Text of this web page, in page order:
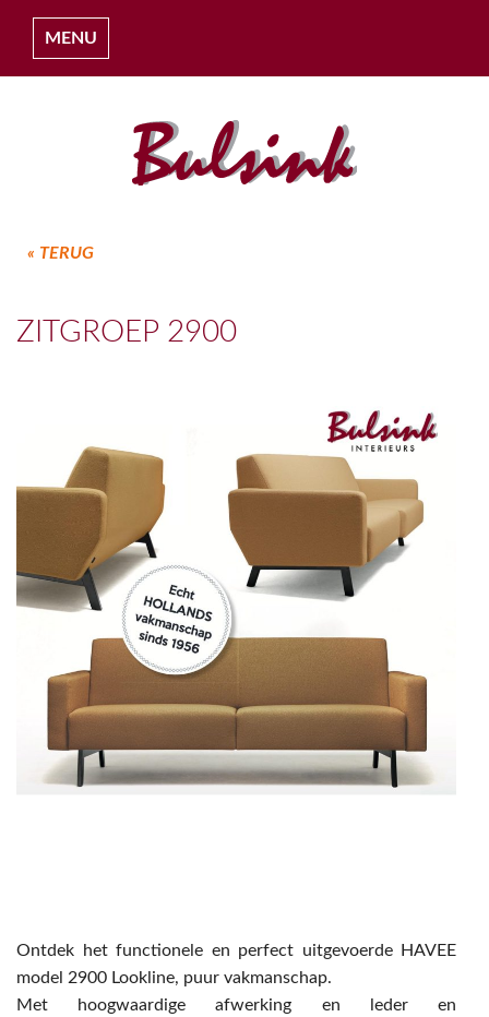
MENU
OVER ONS
PROJECTEN
SHOWROOMMODELLEN
NIEUWS & ACTIES
CONTACT
« TERUG
ZITGROEP 2900
Ontdek het functionele en perfect uitgevoerde HAVEE
model 2900 Lookline, puur vakmanschap.
Met hoogwaardige afwerking en leder en